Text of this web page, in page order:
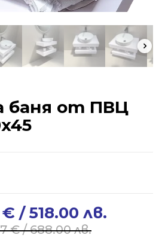
баня от ПВЦ
€/ 688.00 лв.
€ / 518.00 лв.